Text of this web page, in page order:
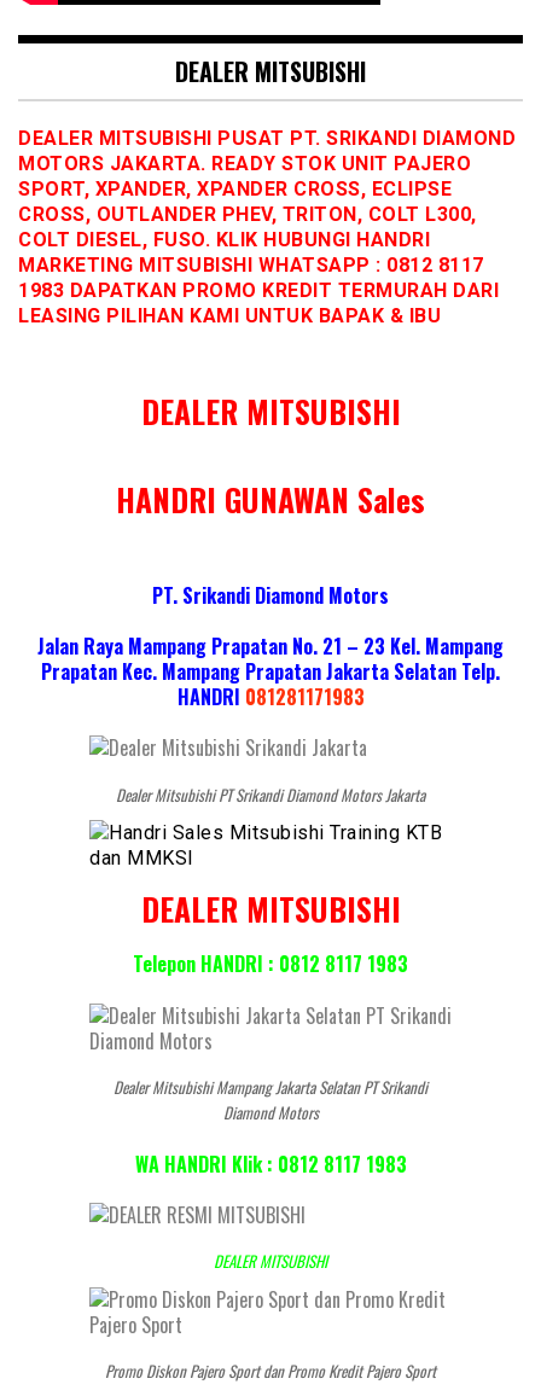
DEALER MITSUBISHI
DEALER MITSUBISHI PUSAT PT. SRIKANDI DIAMOND
MOTORS JAKARTA. READY STOK UNIT PAJERO
SPORT, XPANDER, XPANDER CROSS, ECLIPSE
CROSS, OUTLANDER PHEV, TRITON, COLT L300,
COLT DIESEL, FUSO. KLIK HUBUNGI HANDRI
MARKETING MITSUBISHI WHATSAPP : 0812 8117
1983 DAPATKAN PROMO KREDIT TERMURAH DARI
LEASING PILIHAN KAMI UNTUK BAPAK & IBU
DEALER MITSUBISHI
HANDRI GUNAWAN Sales
PT. Srikandi Diamond Motors
Jalan Raya Mampang Prapatan No. 21 – 23 Kel. Mampang
Prapatan Kec. Mampang Prapatan Jakarta Selatan Telp.
HANDRI 081281171983
Dealer Mitsubishi PT Srikandi Diamond Motors Jakarta
DEALER MITSUBISHI
Telepon HANDRI : 0812 8117 1983
Dealer Mitsubishi Mampang Jakarta Selatan PT Srikandi
Diamond Motors
WA HANDRI Klik : 0812 8117 1983
DEALER MITSUBISHI
Promo Diskon Pajero Sport dan Promo Kredit Pajero Sport